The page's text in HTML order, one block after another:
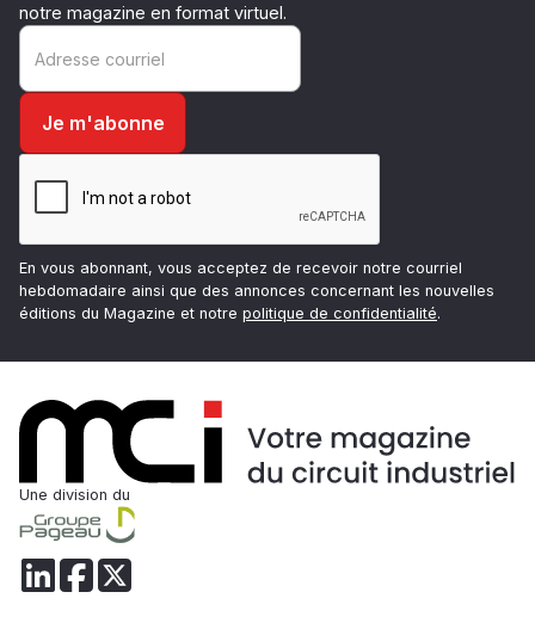
notre magazine en format virtuel.
En vous abonnant, vous acceptez de recevoir notre courriel
hebdomadaire ainsi que des annonces concernant les nouvelles
éditions du Magazine et notre politique de confidentialité.
Une division du